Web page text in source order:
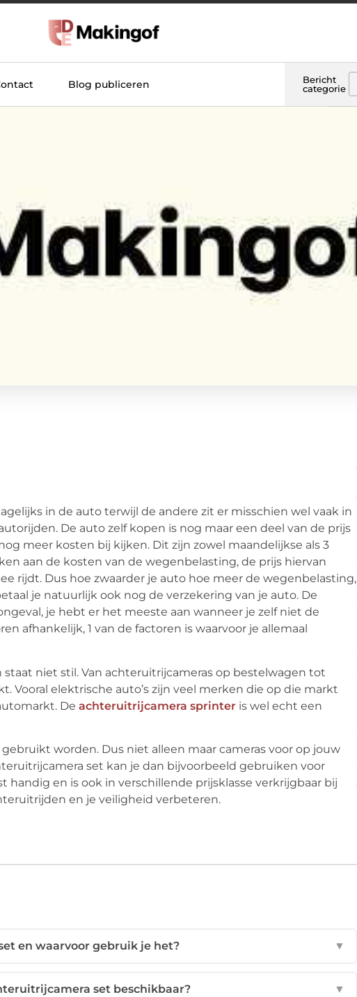
Blog publiceren
Bericht
categorie
in de auto terwijl de andere zit er misschien wel vaak in
De auto zelf kopen is nog maar een deel van de prijs
meer kosten bij kijken. Dit zijn zowel maandelijkse als 3
aan de kosten van de wegenbelasting, de prijs hiervan
rijdt. Dus hoe zwaarder je auto hoe meer de wegenbelasting,
je natuurlijk ook nog de verzekering van je auto. De
je hebt er het meeste aan wanneer je zelf niet de
afhankelijk, 1 van de factoren is waarvoor je allemaal
niet stil. Van achteruitrijcameras op bestelwagen tot
Vooral elektrische auto’s zijn veel merken die op die markt
De achteruitrijcamera sprinter is wel echt een
worden. Dus niet alleen maar cameras voor op jouw
set kan je dan bijvoorbeeld gebruiken voor
en is ook in verschillende prijsklasse verkrijgbaar bij
en je veiligheid verbeteren.
en waarvoor gebruik je het? ▼
set beschikbaar? ▼